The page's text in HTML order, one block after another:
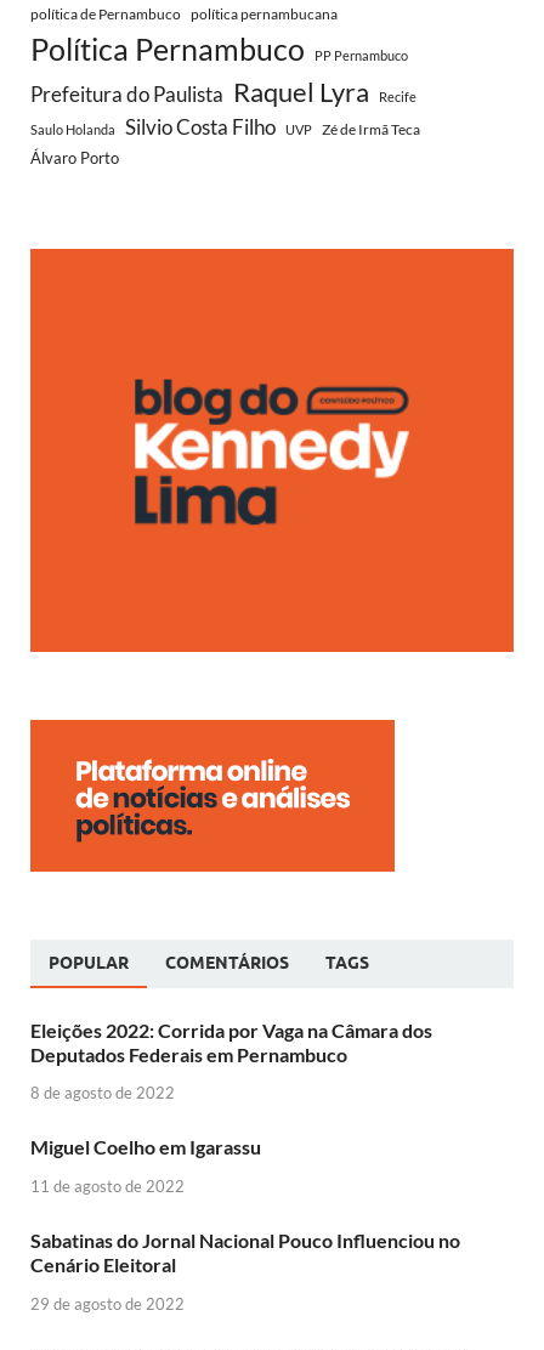
política de Pernambuco política pernambucana
Política Pernambuco PP Pernambuco
Prefeitura do Paulista Raquel Lyra Recife
Saulo Holanda Silvio Costa Filho UVP
Zé de Irmã Teca
Álvaro Porto
POPULAR COMENTÁRIOS TAGS
Eleições 2022: Corrida por Vaga na Câmara dos
Deputados Federais em Pernambuco
8 de agosto de 2022
Miguel Coelho em Igarassu
11 de agosto de 2022
Sabatinas do Jornal Nacional Pouco Influenciou no
Cenário Eleitoral
29 de agosto de 2022